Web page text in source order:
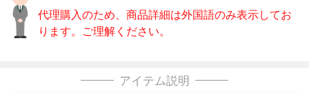
代理購入のため、商品詳細は外国語のみ表示してお
ります。ご理解ください。
アイテム説明